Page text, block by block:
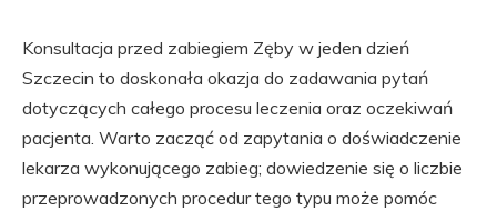
Konsultacja przed zabiegiem Zęby w jeden dzień
Szczecin to doskonała okazja do zadawania pytań
dotyczących całego procesu leczenia oraz oczekiwań
pacjenta. Warto zacząć od zapytania o doświadczenie
lekarza wykonującego zabieg; dowiedzenie się o liczbie
przeprowadzonych procedur tego typu może pomóc